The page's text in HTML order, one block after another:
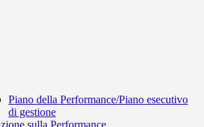
Piano della Performance/Piano esecutivo
di gestione